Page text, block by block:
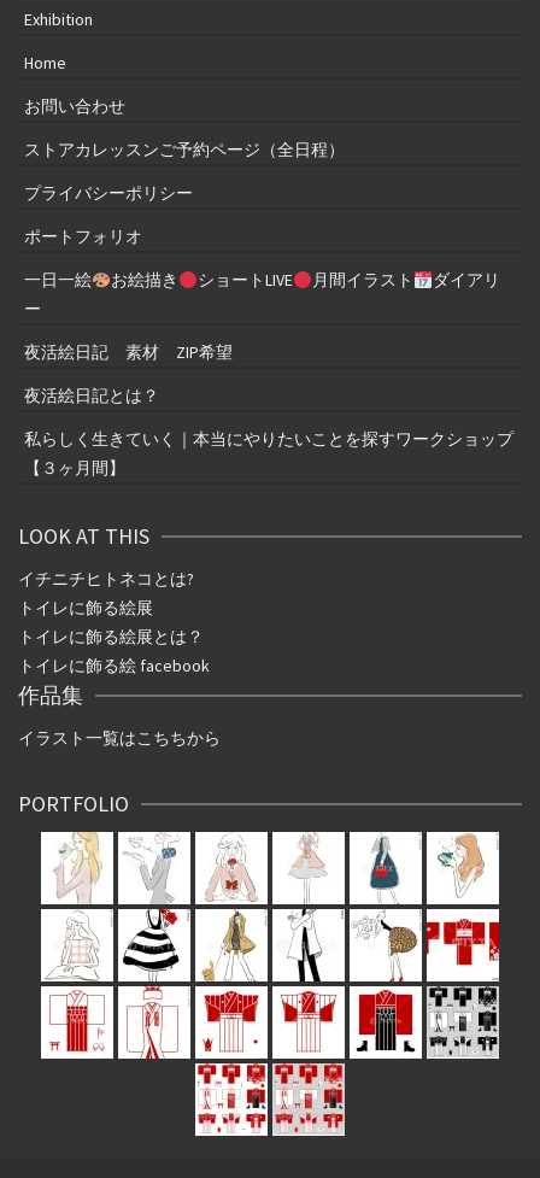
Exhibition
Home
お問い合わせ
ストアカレッスンご予約ページ（全日程）
プライバシーポリシー
ポートフォリオ
一日一絵
お絵描き ショートLIVE 月間イラスト
ダイアリ
ー
夜活絵日記 素材 ZIP希望
夜活絵日記とは？
私らしく生きていく｜本当にやりたいことを探すワークショップ
【３ヶ月間】
LOOK AT THIS
イチニチヒトネコとは?
トイレに飾る絵展
トイレに飾る絵展とは？
トイレに飾る絵 facebook
作品集
イラスト一覧はこちちから
PORTFOLIO